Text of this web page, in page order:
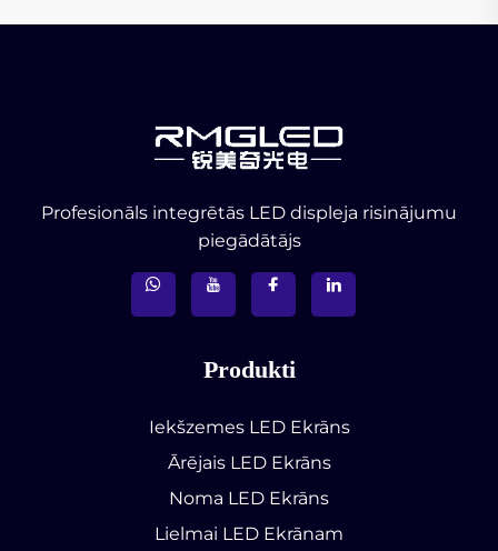
Profesionāls integrētās LED displeja risinājumu
piegādātājs
Produkti
Iekšzemes LED Ekrāns
Ārējais LED Ekrāns
Noma LED Ekrāns
Lielmai LED Ekrānam